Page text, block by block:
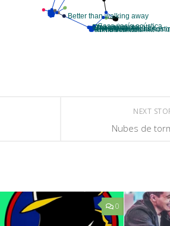
NEXT
Nubes de
0